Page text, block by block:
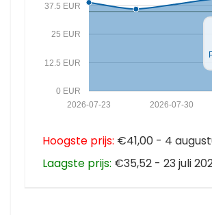
0 EUR
12.5 EUR
25 EUR
37.5 EUR
2026-07-30
2026-07-23
Hoogste prijs: €41,00 - 4
Laagste prijs: €35,52 - 23 juli